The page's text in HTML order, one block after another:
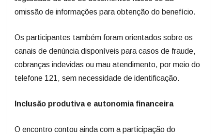
omissão de informações para obtenção do benefício.
Os participantes também foram orientados sobre os
canais de denúncia disponíveis para casos de fraude,
cobranças indevidas ou mau atendimento, por meio do
telefone 121, sem necessidade de identificação.
Inclusão produtiva e autonomia financeira
O encontro contou ainda com a participação do